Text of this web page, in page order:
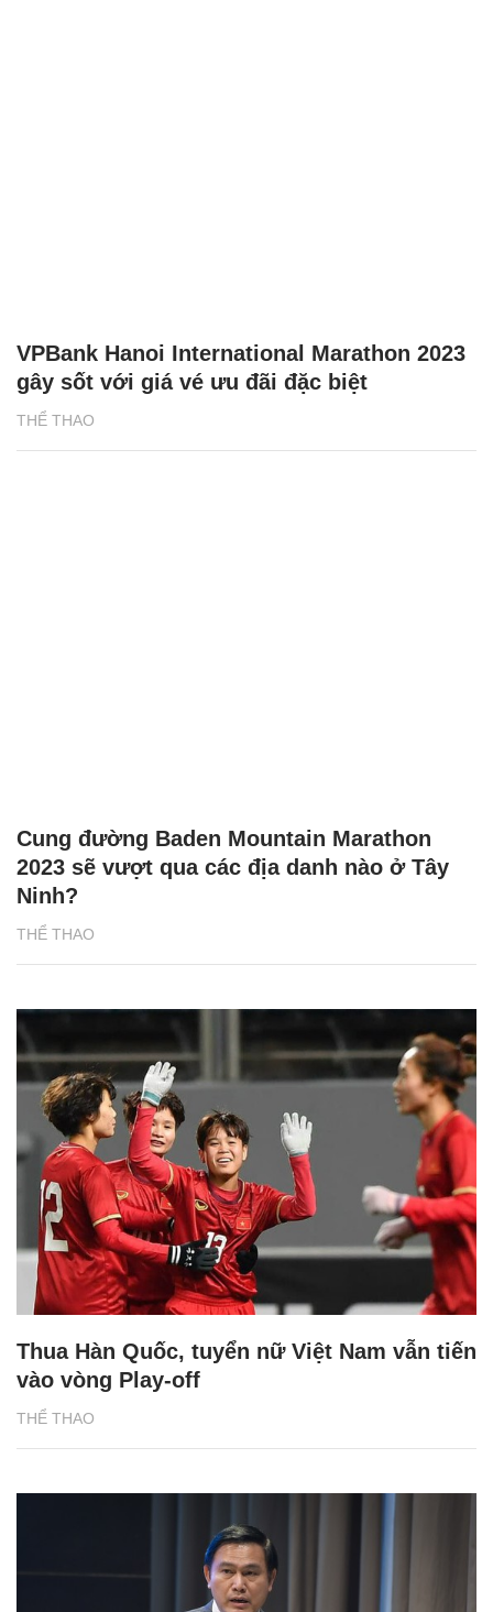
THỂ THAO
VPBank Hanoi International Marathon 2023
gây sốt với giá vé ưu đãi đặc biệt
THỂ THAO
Cung đường Baden Mountain Marathon
2023 sẽ vượt qua các địa danh nào ở Tây
Ninh?
THỂ THAO
Thua Hàn Quốc, tuyển nữ Việt Nam vẫn tiến
vào vòng Play-off